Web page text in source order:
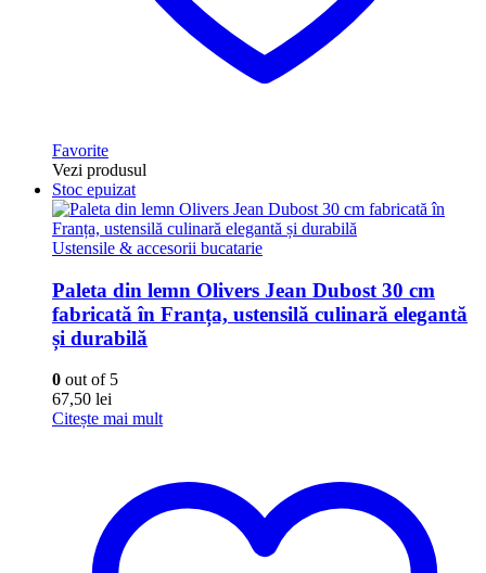
Favorite
Vezi produsul
Stoc epuizat
Ustensile & accesorii bucatarie
Paleta din lemn Olivers Jean Dubost 30 cm
fabricată în Franța, ustensilă culinară elegantă
și durabilă
0 out of 5
67,50 lei
Citește mai mult